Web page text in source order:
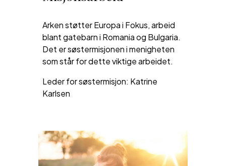
Arken støtter Europa i Fokus, arbeid
blant gatebarn i Romania og Bulgaria.
Det er søstermisjonen i menigheten
som står for dette viktige arbeidet.
Leder for søstermisjon: Katrine
Karlsen